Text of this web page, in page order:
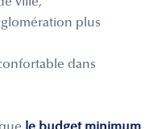
ville,
plus
dans